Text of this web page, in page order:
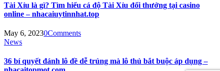
Tài Xỉu là gì? Tìm hiểu cá độ Tài Xỉu đổi thưởng tại casino
online – nhacaiuytinnhat.top
May 6, 20230Comments
News
36 bí quyết đánh lô đề dễ trúng mà lô thủ bắt buộc áp dụng –